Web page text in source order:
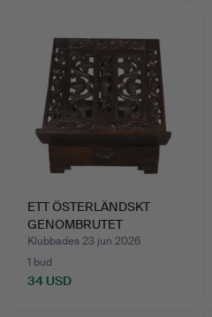
ETT ÖSTERLÄNDSKT
GENOMBRUTET
BOKSTÄLL.
Klubbades 23 jun 2026
1 bud
34 USD